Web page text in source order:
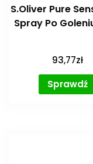
S.Oliver Pure
Spray Po
93,77zł
Sprawdź